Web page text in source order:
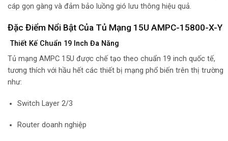
cáp gọn gàng và đảm bảo luồng gió lưu thông hiệu quả.
Đặc Điểm Nổi Bật Của Tủ Mạng 15U AMPC-15800-X-Y
Thiết Kế Chuẩn 19 Inch Đa Năng
Tủ mạng AMPC 15U được chế tạo theo chuẩn 19 inch quốc tế,
tương thích với hầu hết các thiết bị mạng phổ biến trên thị trường
như:
Switch Layer 2/3
Router doanh nghiệp